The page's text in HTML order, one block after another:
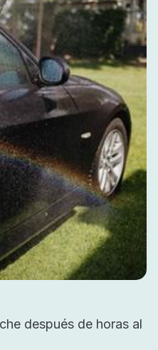
después de horas al